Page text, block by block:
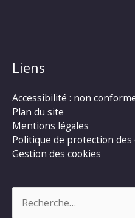
Liens
Accessibilité : non
Plan du site
Mentions légales
Politique de protection des
Gestion des cookies